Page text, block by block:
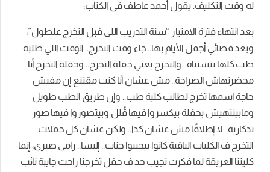
له وقت التكليف. يقول أحمد عاطف فى الكتاب:
بعد انتهاء فترة الامتياز “سنة التدريب اللي قبل التخرج علطول”،
وبعد قضائي أجمل الأيام بها.. جاء وقت التخرج.. الوقت اللي طلبة
طب كلها بتستناه.. والتخرج يعني حفلة التخرج.. وحفلة التخرج أنا
محضرتهاش الصراحة.. مش عشان أنا كنت مقتنع إن مفيش
حاجة اسمها تخرج لطالب كلية طب.. وإن طريق الطب طويل
ومابينتهيش بحفلة بيكسروا فيها قُلل وبيتصوروا فيها صور
تذكارية.. لا إطلاقًا مش عشان كدا.. ولكن عشان كل حفلات
التخرج ف الكليات الباقية كانوا بيجيبوا جنات.. إليسا.. رامي صبري، إنما
كليتنا العريقة لما فكرت تجيب حد ف حفل تخرجنا راحت جايبة نائب